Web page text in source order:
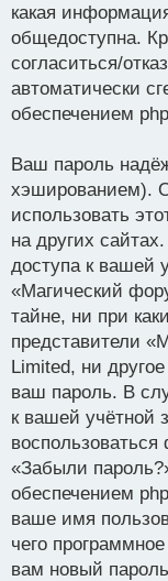
какая
общедоступна.
согласиться/
автоматически
обеспечением
Ваш пароль
хэшированием).
использовать
на других
доступа к вашей
«Магический
тайне, ни при
представители
Limited, ни
ваш пароль. В
к вашей учётной
«Забыли
обеспечением
ваше имя
чего
вам новый